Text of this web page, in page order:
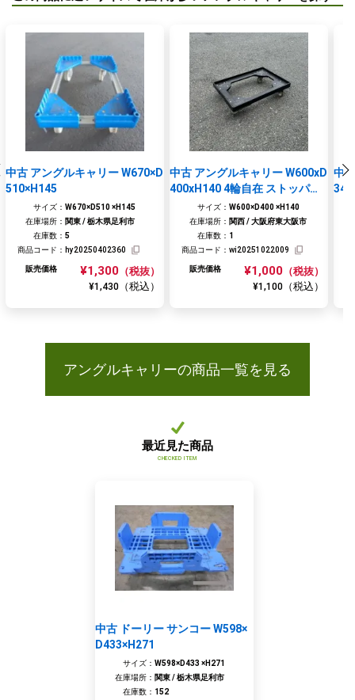
中古 アングルキャリー W670×D
510×H145
サイズ： W670×D510 ×H145
在庫場所： 関東 / 栃木県足利市
在庫数： 5
商品コード： hy20250402360
販売価格 ¥1,300 （税抜）
¥1,430 （税込）
中古 アングルキャリー W600xD
400xH140 4輪自在 ストッパー
サイズ： W600×D400 ×H140
在庫場所： 関西 / 大阪府東大阪市
在庫数： 1
商品コード： wi20251022009
販売価格 ¥1,000 （税抜）
¥1,100 （税込）
中
アングルキャリーの商品一覧を見る
最近見た商品
CHECKED ITEM
中古 ドーリー サンコー W598×
D433×H271
サイズ： W598×D433 ×H271
在庫場所： 関東 / 栃木県足利市
在庫数： 152